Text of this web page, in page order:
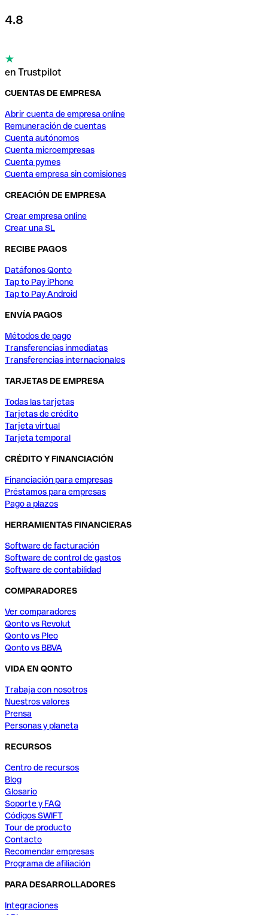
4.8
en Trustpilot
CUENTAS DE EMPRESA
Abrir cuenta de empresa online
Remuneración de cuentas
Cuenta autónomos
Cuenta microempresas
Cuenta pymes
Cuenta empresa sin comisiones
CREACIÓN DE EMPRESA
Crear empresa online
Crear una SL
RECIBE PAGOS
Datáfonos Qonto
Tap to Pay iPhone
Tap to Pay Android
ENVÍA PAGOS
Métodos de pago
Transferencias inmediatas
Transferencias internacionales
TARJETAS DE EMPRESA
Todas las tarjetas
Tarjetas de crédito
Tarjeta virtual
Tarjeta temporal
CRÉDITO Y FINANCIACIÓN
Financiación para empresas
Préstamos para empresas
Pago a plazos
HERRAMIENTAS FINANCIERAS
Software de facturación
Software de control de gastos
Software de contabilidad
COMPARADORES
Ver comparadores
Qonto vs Revolut
Qonto vs Pleo
Qonto vs BBVA
VIDA EN QONTO
Trabaja con nosotros
Nuestros valores
Prensa
Personas y planeta
RECURSOS
Centro de recursos
Blog
Glosario
Soporte y FAQ
Códigos SWIFT
Tour de producto
Contacto
Recomendar empresas
Programa de afiliación
PARA DESARROLLADORES
Integraciones